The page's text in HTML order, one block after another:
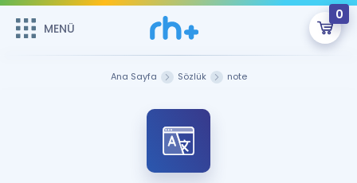
MENÜ
0
Sepetin Şu An Boş.
Remzi Hoca ile seni sınava hazırlayacak onlarca eğitim seni
bekliyor!
MENÜ
Ana Sayfa Sözlük note